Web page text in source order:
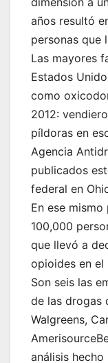
años resultó
personas que
Las mayores
Estados
como
2012:
píldoras en
Agencia
publicados
federal en
En ese
100,000
que llevó a
opioides en el
Son seis las
de las drogas
Walgreens,
análisis